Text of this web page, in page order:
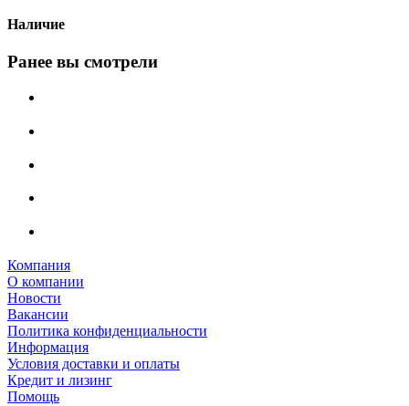
Наличие
Ранее вы смотрели
Компания
О компании
Новости
Вакансии
Политика конфиденциальности
Информация
Условия доставки и оплаты
Кредит и лизинг
Помощь